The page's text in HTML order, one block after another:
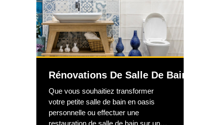
vous aiderons à mettre en œuvre
votre meilleur plan de rénovation de
cuisine.
Rénovations De Salle De Bain
Que vous souhaitiez transformer
votre petite salle de bain en oasis
personnelle ou effectuer une